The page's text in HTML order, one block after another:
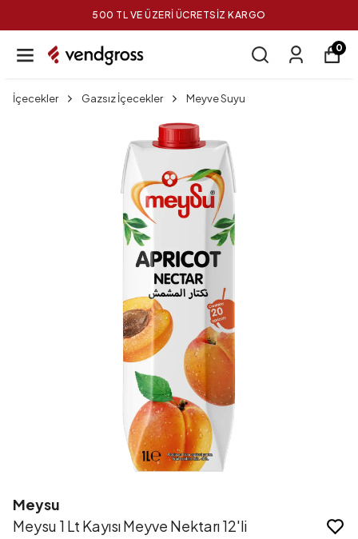
500 TL VE ÜZERİ ÜCRETSİZ KARGO
0
İçecekler Gazsız İçecekler Meyve Suyu
Meysu
Meysu 1 Lt Kayısı Meyve Nektarı 12'li